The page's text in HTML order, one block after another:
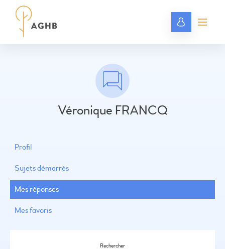
Véronique FRANCQ
Profil
Sujets démarrés
Mes réponses
Mes favoris